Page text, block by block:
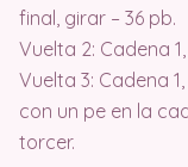
final, girar – 36 pb.
Vuelta 2: Cadena
Vuelta 3: Cadena
con un pe en la
torcer.